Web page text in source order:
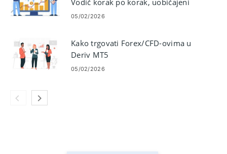
Vodič korak po korak, uobičajeni
problemi i rješenja
05/02/2026
Kako trgovati Forex/CFD-ovima u
Deriv MT5
05/02/2026